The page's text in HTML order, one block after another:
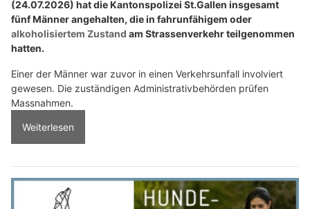
(24.07.2026) hat die Kantonspolizei St.Gallen insgesamt
fünf Männer angehalten, die in fahrunfähigem oder
alkoholisiertem Zustand am Strassenverkehr teilgenommen
hatten.
Einer der Männer war zuvor in einen Verkehrsunfall involviert
gewesen. Die zuständigen Administrativbehörden prüfen
Massnahmen.
Weiterlesen